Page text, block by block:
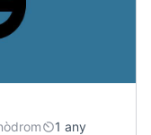
1 any